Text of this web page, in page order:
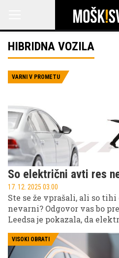
HIBRIDNA VOZILA
VARNI V PROMETU
So električni avti res
17. 12. 2025 03.00
Ste se že vprašali, ali so
nevarni? Odgovor vas bo
Leedsa je pokazala, da
avtomobili. Pozornost pa
vrsto vozil ...
VISOKI OBRATI